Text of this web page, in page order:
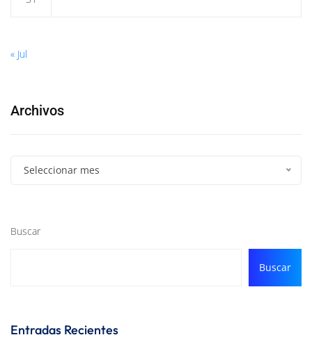
« Jul
Archivos
Seleccionar mes
Buscar
Buscar
Entradas Recientes